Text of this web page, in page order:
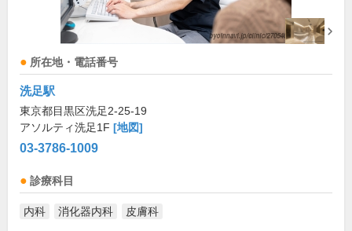
所在地・電話番号
洗足駅
東京都目黒区洗足2-25-19
アソルティ洗足1F [地図]
03-3786-1009
診療科目
内科 消化器内科 皮膚科